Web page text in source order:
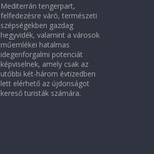
Mediterrán tengerpart,
felfedezésre váró, természeti
szépségekben gazdag
hegyvidék, valamint a városok
műemlékei hatalmas
idegenforgalmi potenciát
képviselnek, amely csak az
utóbbi két-három évtizedben
lett elérhető az újdonságot
kereső turisták számára.